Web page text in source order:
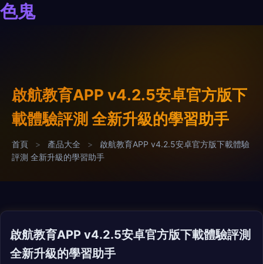
色鬼
啟航教育APP v4.2.5安卓官方版下
載體驗評測 全新升級的學習助手
首頁 > 產品大全 >
啟航教育APP v4.2.5安卓官方版下載體驗
評測 全新升級的學習助手
啟航教育APP v4.2.5安卓官方版下載體驗評測
全新升級的學習助手